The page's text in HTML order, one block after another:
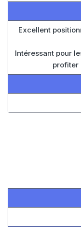
Excellent
Intéressant pour
profiter